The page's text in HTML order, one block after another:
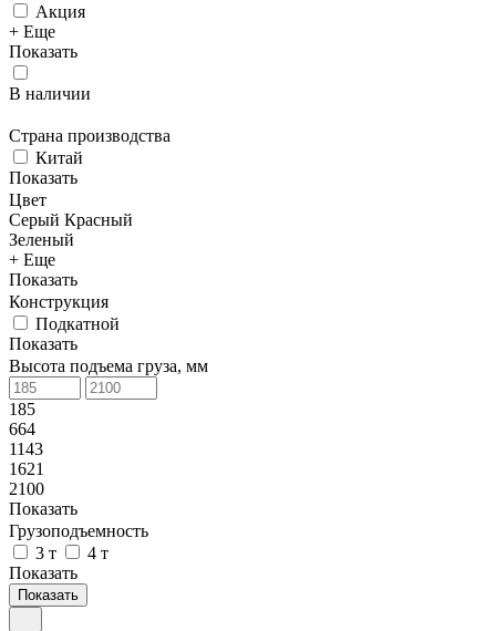
Акция
+ Еще
Показать
В наличии
Страна производства
Китай
Показать
Цвет
Серый Красный
Зеленый
+ Еще
Показать
Конструкция
Подкатной
Показать
Высота подъема груза, мм
185
664
1143
1621
2100
Показать
Грузоподъемность
3 т
4 т
Показать
Показать